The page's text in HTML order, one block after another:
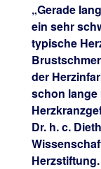
„Gerade
ein sehr
typische
der
schon lange
Dr. h. c.
Herzstiftung.